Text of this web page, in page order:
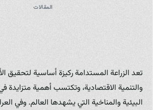
المقالات
تعد الزراعة المستدامة ركيزة أساسية لتحقيق
والتنمية الاقتصادية، وتكتسب أهمية متزايدة
البيئية والمناخية التي يشهدها العالم. وفي